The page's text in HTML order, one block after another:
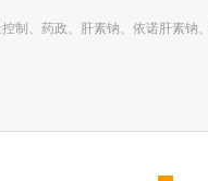
制、药政、肝素钠、依诺肝素